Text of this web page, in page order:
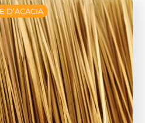
D’ACACIA